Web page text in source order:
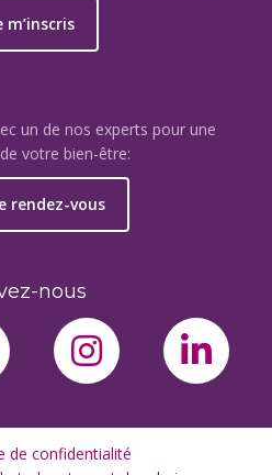
m’inscris
un de nos experts pour une
votre bien-être:
rendez-vous
nous
f instagram
de confidentialité